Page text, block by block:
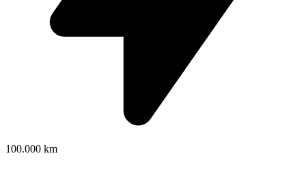
100.000 km